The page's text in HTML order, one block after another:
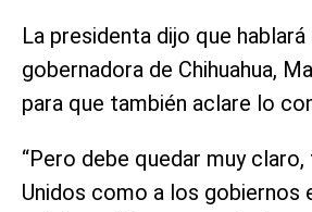
La presidenta dijo que
gobernadora de Chihuahua,
para que también aclare lo
“Pero debe quedar muy
Unidos como a los gobiernos